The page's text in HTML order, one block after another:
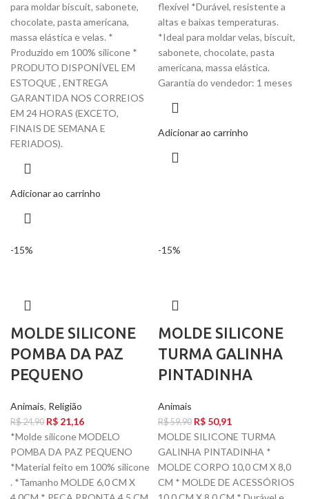
para moldar biscuit, sabonete,
chocolate, pasta americana,
massa elástica e velas. *
Produzido em 100% silicone *
PRODUTO DISPONÍVEL EM
ESTOQUE , ENTREGA
GARANTIDA NOS CORREIOS
EM 24 HORAS (EXCETO,
FINAIS DE SEMANA E
FERIADOS).
Adicionar ao carrinho
flexível *Durável, resistente a
altas e baixas temperaturas.
*Ideal para moldar velas, biscuit,
sabonete, chocolate, pasta
americana, massa elástica.
Garantia do vendedor: 1 meses
Adicionar ao carrinho
-15%
MOLDE SILICONE
POMBA DA PAZ
PEQUENO
Animais, Religião
R$24,90 R$ 21,16
*Molde silicone MODELO
POMBA DA PAZ PEQUENO
*Material feito em 100% silicone
. *Tamanho MOLDE 6,0 CM X
-15%
MOLDE SILICONE
TURMA GALINHA
PINTADINHA
Animais
R$59,90 R$ 50,91
MOLDE SILICONE TURMA
GALINHA PINTADINHA *
MOLDE CORPO 10,0 CM X 8,0
CM * MOLDE DE ACESSÓRIOS